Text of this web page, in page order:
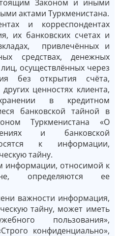
Законом и иными
актами Туркменистана.
и корреспондентах
их банковских счетах и
привлечённых и
средствах, денежных
осуществлённых через
без открытия счёта,
ценностях клиента,
в кредитном
банковской тайной в
Туркменистана «О
и банковской
к информации,
тайну.
информации, относимой к
определяются ее
важности информация,
тайну, может иметь
пользования»,
конфиденциально»,